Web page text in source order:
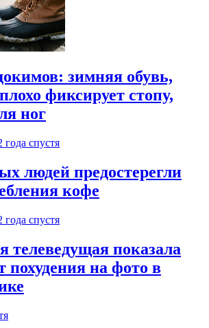
зимняя обувь,
фиксирует стопу,
ног
года спустя
людей предостерегли
кофе
года спустя
телеведущая показала
похудения на фото в